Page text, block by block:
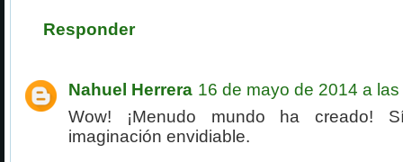
Responder
Nahuel Herrera 16 de mayo de 2014 a
Wow! ¡Menudo mundo ha creado!
imaginación envidiable.